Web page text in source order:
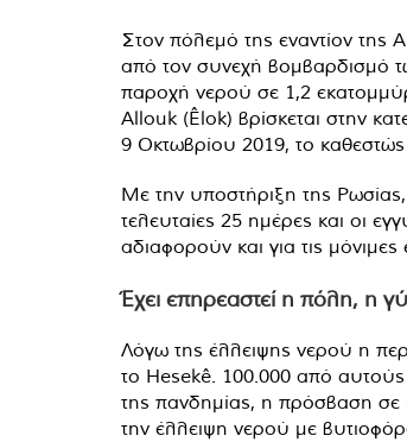
Στον πόλεμό της εναντίον της
από τον συνεχή βομβαρδισμό
παροχή νερού σε 1,2
Allouk (Êlok) βρίσκεται στην
9 Οκτωβρίου 2019, το
Με την υποστήριξη της
τελευταίες 25 ημέρες και οι
αδιαφορούν και για τις
Έχει επηρεαστεί η πόλη, η
Λόγω της έλλειψης νερού η
το Hesekê. 100.000 από
της πανδημίας, η πρόσβαση σε
την έλλειψη νερού με